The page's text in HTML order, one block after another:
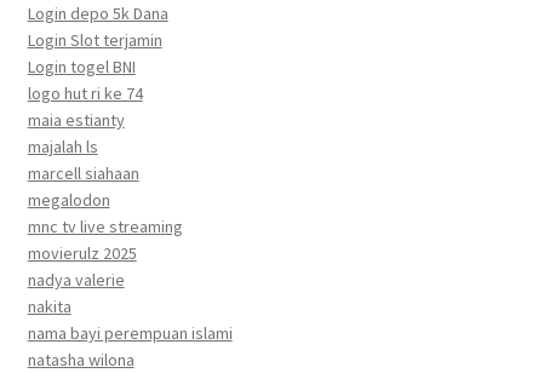
Login depo 5k Dana
Login Slot terjamin
Login togel BNI
logo hut ri ke 74
maia estianty
majalah ls
marcell siahaan
megalodon
mnc tv live streaming
movierulz 2025
nadya valerie
nakita
nama bayi perempuan islami
natasha wilona